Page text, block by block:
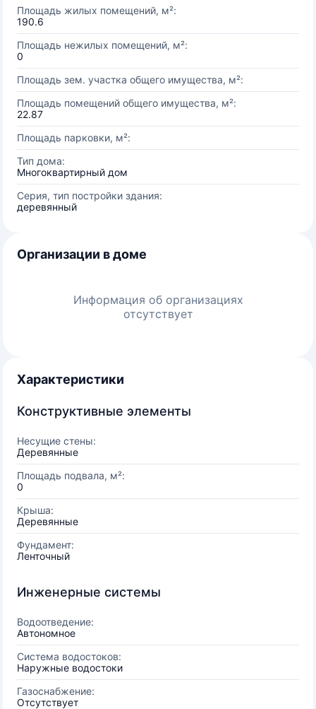
Площадь жилых помещений, м²:
190.6
Площадь нежилых помещений, м²:
0
Площадь зем. участка общего имущества, м²:
Площадь помещений общего имущества, м²:
22.87
Площадь парковки, м²:
Тип дома:
Многоквартирный дом
Серия, тип постройки здания:
деревянный
Организации в доме
Информация об организациях
отсутствует
Характеристики
Конструктивные элементы
Несущие стены:
Деревянные
Площадь подвала, м²:
0
Крыша:
Деревянные
Фундамент:
Ленточный
Инженерные системы
Водоотведение:
Автономное
Система водостоков:
Наружные водостоки
Газоснабжение:
Отсутствует